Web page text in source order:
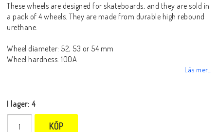
These wheels are designed for skateboards, and they are sold in
a pack of 4 wheels. They are made from durable high rebound
urethane.
Wheel diameter: 52, 53 or 54 mm
Wheel hardness: 100A
Läs mer...
I lager: 4
KÖP